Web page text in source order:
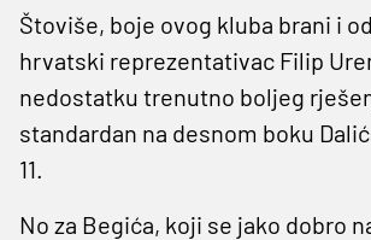
Štoviše, boje ovog kluba brani i
hrvatski reprezentativac Filip
nedostatku trenutno boljeg
standardan na desnom boku
11.
No za Begića, koji se jako dobro